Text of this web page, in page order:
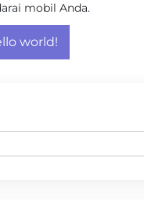
mobil Anda.
world!